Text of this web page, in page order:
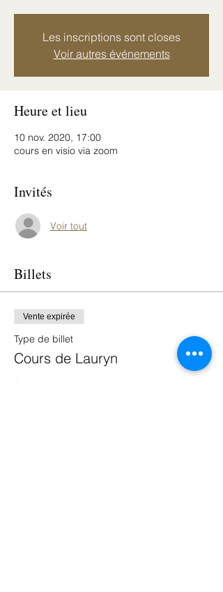
Les inscriptions sont closes
Voir autres événements
Heure et lieu
10 nov. 2020, 17:00
cours en visio via zoom
Invités
Voir tout
Billets
Vente expirée
Type de billet
Cours de Lauryn